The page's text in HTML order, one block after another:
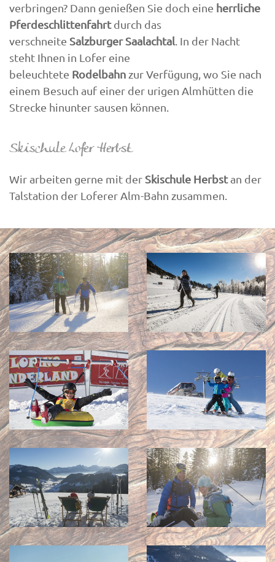
verbringen? Dann genießen Sie doch eine herrliche
Pferdeschlittenfahrtdurch das
verschneite Salzburger Saalachtal . In der Nacht
steht Ihnen in Lofer eine
beleuchtete Rodelbahn zur Verfügung, wo Sie nach
einem Besuch auf einer der urigen Almhütten die
Strecke hinunter sausen können.
Skischule Lofer Herbst
Wir arbeiten gerne mit der Skischule Herbstan der
Talstation der Loferer Alm-Bahn zusammen.